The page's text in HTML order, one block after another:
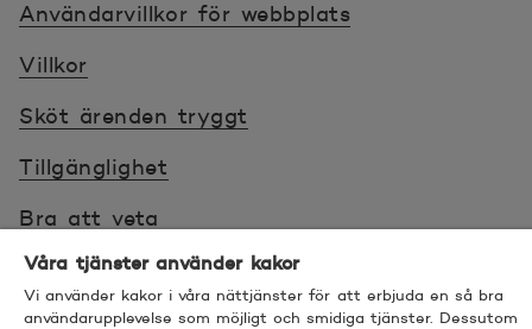
Användarvillkor för webbplats
Villkor
Sköt ärenden tryggt
Tillgänglighet
Bra att veta
© 2026 POP Pankki, Hevosenkenkä 3, 02600
ESPOO
Våra tjänster använder kakor
Vi använder kakor i våra nättjänster för att erbjuda en så bra
användarupplevelse som möjligt och smidiga tjänster. Dessutom